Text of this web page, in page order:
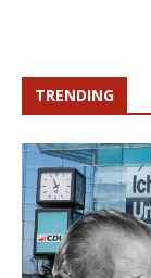
TRENDING